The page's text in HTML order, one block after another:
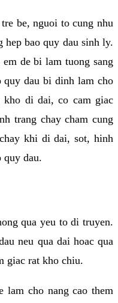
be, nguoi to cung nhu
bao quy dau sinh ly.
de bi lam tuong sang
quy dau bi dinh lam cho
di dai, co cam giac
trang chay cham cung
khi di dai, sot, hinh
quy dau.
qua yeu to di truyen.
neu qua dai hoac qua
giac rat kho chiu.
lam cho nang cao them